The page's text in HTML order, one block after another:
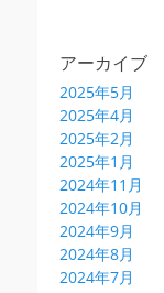
アーカイブ
2025年5月
2025年4月
2025年2月
2025年1月
2024年11月
2024年10月
2024年9月
2024年8月
2024年7月